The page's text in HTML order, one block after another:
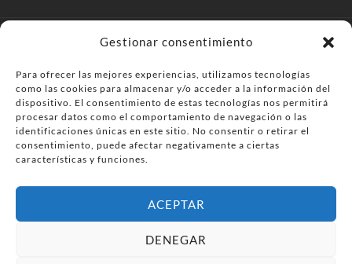
Gestionar consentimiento
Para ofrecer las mejores experiencias, utilizamos tecnologías
como las cookies para almacenar y/o acceder a la información del
dispositivo. El consentimiento de estas tecnologías nos permitirá
procesar datos como el comportamiento de navegación o las
identificaciones únicas en este sitio. No consentir o retirar el
consentimiento, puede afectar negativamente a ciertas
características y funciones.
ACEPTAR
DENEGAR
PonferradaHoy.com
Agenda de eventos y planes en el Bierzo. información,
ocio, cultura y gastronomía en Ponferrada y la
© PonferradaHoy.com desde 2015 - | Magazine de ocio en la
comarca del Bierzo